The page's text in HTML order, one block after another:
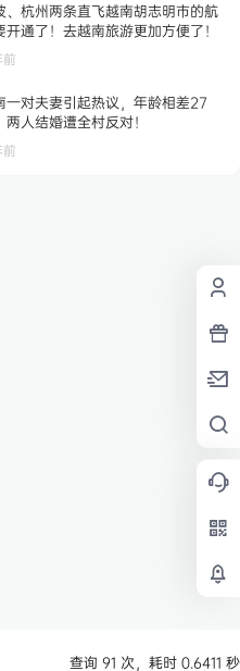
、杭州两条直飞越南胡志明市的航
开通了！去越南旅游更加方便了！
一对夫妻引起热议，年龄相差27
两人结婚遭全村反对！
查询 91 次，耗时 0.6411 秒